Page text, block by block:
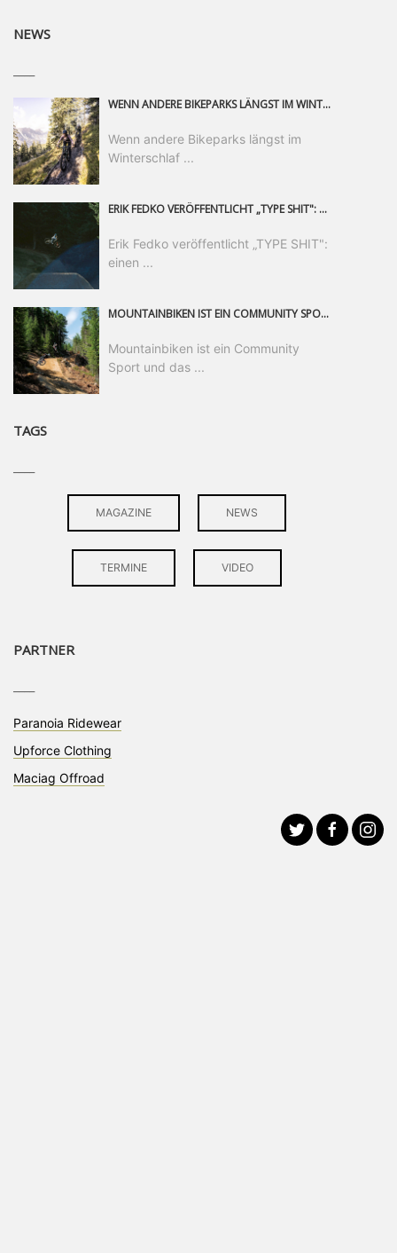
NEWS
WENN ANDERE BIKEPARKS LÄNGST IM WINTERSCHLAF SIND, IST MAN IN SAALFELDEN LEOGANG IMMER NOCH AM MOUNTAINBIKEN. IST DER HERBST DIE SCHÖNSTE ZEIT DES JAHRES? AUF DEN TRAILS RUND UM SAALFELDEN LEOGANG UND IM EPIC BIKEPARK LEOGANG IST ER DAS AUF JEDEN FALL – UND DIE GEFÜHLT DIE LÄNGSTE NOCH DAZU. NOCH BIS MINDESTENS 8. NOVEMBER STEHT DAS PINZGAUER MOUNTAINBIKE-PARADIES ALLEN RIDERN OFFEN, DIE EINFACH NICHT GENUG KRIEGEN KÖNNEN. DABEI HÄLT DIE GOLDENE JAHRESZEIT IN SAALFELDEN LEOGANG WEIT MEHR ALS LINES, TRAILS UND HERBSTPANORAMEN BEREIT: MIT DEM BIKE FESTIVAL, VERSCHIEDENEN LADIES SHRED EVENTS UND EINEM DIE GESAMTE SAISON ANDAUERNDEN PHOTO CONTEST ZUM 25-JÄHRIGEN BIKEPARK-JUBILÄUM GIBT ES RUND UM ÖSTERREICHS ÄLTESTEN BIKEPARK EINIGES ZU ERLEBEN.
Wenn andere Bikeparks längst im
Winterschlaf ...
ERIK FEDKO VERÖFFENTLICHT „TYPE SHIT": EINEN 23-MINÜTIGEN MOUNTAINBIKE-FILM, ÜBER DREI JAHRE RUND UM DIE WELT GEDREHT. ZEITGLEICH LAUNCHT ER DIE GLEICHNAMIGE KOLLEKTION SEINER BRAND TYPE. EIN SEGMENT DES FILMS ERSCHEINT SEPARAT AUF RED BULL BIKE.
Erik Fedko veröffentlicht „TYPE SHIT":
einen ...
MOUNTAINBIKEN IST EIN COMMUNITY SPORT UND DAS BEWEIST SICH IN DER BIKE REPUBLIC SÖLDEN GERADE EINDRUCKSVOLL AUF ALLEN LEVELN. FREERIDE PROFI, SHAPERIN UND FRISCH GEWÄHLTE SWATCH NINES MVP VERO SANDLER IST BEGEISTERT VON DER VIELFALT DER BIKE DESTINATION, DER NEUEN JUMPLINE UND PLÄDIERT FÜR MUT BEI (FRAUEN) COMMUNITIES. VERO UND IHR VERLOBTER SAM HODGES VERBRINGEN MEHRERE MONATE IN DER BIKE REPUBLIC UND LASSEN UNS DARAN TEILHABEN. UM COMMUNITY GEHT ES AUCH BEI DER PARTNERSCHAFT ZWISCHEN SÖLDEN UND DEM NEUEN RIDERS PARK DONOVALY IN DER SLOWAKEI: DER DORTIGE TOURISMUSDIREKTOR JIRI PEC IST ÜBERZEUGT: VON MEHR BIKEPARKS PROFITIERT DIE GANZE MTB-SZENE – UND MIT DOMINIK LINSER, GESCHÄFTSFÜHRER DER BRS, HAT ER DAMIT DEN PERFEKTEN PARTNER GEFUNDEN.
Mountainbiken ist ein Community
Sport und das ...
TAGS
MAGAZINE NEWS
TERMINE VIDEO
PARTNER
Paranoia Ridewear
Upforce Clothing
Maciag Offroad